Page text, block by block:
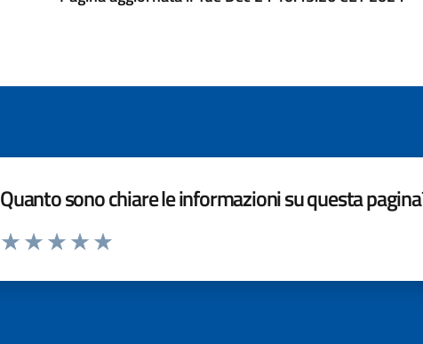
Quanto sono chiare le informazioni su questa
Valuta da 1 a 5 stelle la pagina